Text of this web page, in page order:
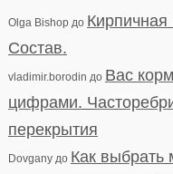
Olga Bishopдо Кирпичная
Состав.
vladimir.borodin до Вас
цифрами.
перекрытия
Dovganyдо Как выбрать